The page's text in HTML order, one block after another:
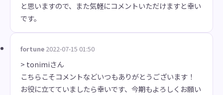
と思いますので、また気軽にコメントいただけますと幸い
です。
fortune 2022-07-15 01:50
> tonimiさん
こちらこそコメントなどいつもありがとうございます！
お役に立てていましたら幸いです、今期もよろしくお願い